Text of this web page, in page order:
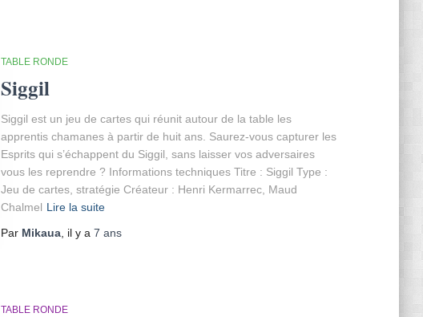
TABLE RONDE
Siggil
Siggil est un jeu de cartes qui réunit autour de la table les
apprentis chamanes à partir de huit ans. Saurez-vous capturer les
Esprits qui s’échappent du Siggil, sans laisser vos adversaires
vous les reprendre ? Informations techniques Titre : Siggil Type :
Jeu de cartes, stratégie Créateur : Henri Kermarrec, Maud
Chalmel Lire la suite
Par Mikaua, il y a 7 ans
TABLE RONDE